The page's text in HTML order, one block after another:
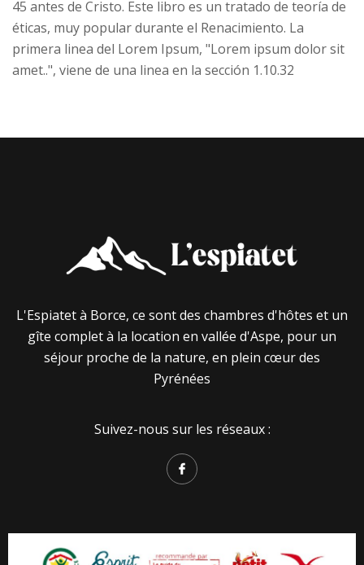
45 antes de Cristo. Este libro es un tratado de teoría de
éticas, muy popular durante el Renacimiento. La
primera linea del Lorem Ipsum, "Lorem ipsum dolor sit
amet..", viene de una linea en la sección 1.10.32
L'Espiatet à Borce, ce sont des chambres d'hôtes et un
gîte complet à la location en vallée d'Aspe, pour un
séjour proche de la nature, en plein cœur des
Pyrénées
Suivez-nous sur les réseaux :